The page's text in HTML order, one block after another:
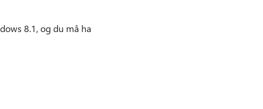
8.1, og du må ha